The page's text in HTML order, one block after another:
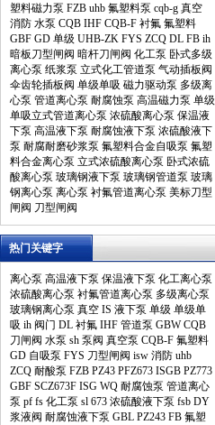
塑料磁力泵 FZB uhb 氟塑料泵 cqb-g 真空
消防 水泵 CQB IHF CQB-F 衬氟 氟塑料
GBF GD 单级 UHB-ZK FYS ZCQ DL FB ih
暗板刀型闸阀 暗杆刀闸阀 化工泵 卧式多级
离心泵 纸浆泵 立式化工管道泵 气动插板阀
伞齿轮插板阀 单级单吸 磁力驱动泵 多级离
心泵 管道离心泵 耐腐蚀泵 高温磁力泵 单级
单吸立式管道离心泵 浓硫酸离心泵 保温液
下泵 高温液下泵 耐腐蚀液下泵 浓硫酸液下
泵 耐腐耐磨砂浆泵 氟塑料合金自吸泵 氟塑
料合金离心泵 立式浓硫酸离心泵 卧式浓硫
酸离心泵 玻璃钢液下泵 玻璃钢管道泵 玻璃
钢离心泵 离心泵 衬氟管道离心泵 美标刀型
闸阀 刀型闸阀
热门关键字
离心泵 高温液下泵 保温液下泵 化工离心泵
浓硫酸离心泵 衬氟管道离心泵 多级离心泵
玻璃钢离心泵 真空 IS 液下泵 单级 单级单
吸 ih 阀门 DL 衬氟 IHF 管道泵 GBW CQB
刀闸阀 水泵 sh 泵阀 真空泵 CQB-F 氟塑料
GD 自吸泵 FYS 刀型闸阀 isw 消防 uhb
ZCQ 耐酸泵 FZB PZ43 PFZ673 ISGB PZ773
GBF SCZ673F ISG WQ 耐腐蚀泵 管道离心
泵 pf fs 化工泵 sl 673 浓硫酸液下泵 fsb DY
浆液阀 耐腐蚀液下泵 GBL PZ243 FB 氟塑